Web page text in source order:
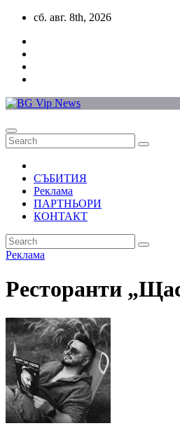
Skip
content
сб. авг. 8th, 2026
СЪБИТИЯ
Реклама
ПАРТНЬОРИ
КОНТАКТ
Реклама
Ресторанти